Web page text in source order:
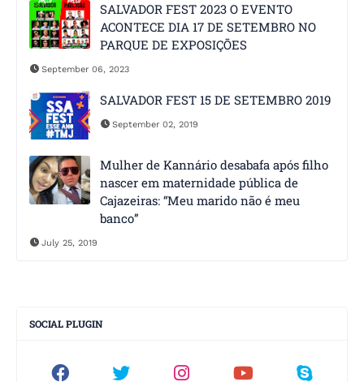
SALVADOR FEST 2023 O EVENTO
ACONTECE DIA 17 DE SETEMBRO NO
PARQUE DE EXPOSIÇÕES
September 06, 2023
SALVADOR FEST 15 DE SETEMBRO 2019
September 02, 2019
Mulher de Kannário desabafa após filho
nascer em maternidade pública de
Cajazeiras: “Meu marido não é meu
banco”
July 25, 2019
SOCIAL PLUGIN